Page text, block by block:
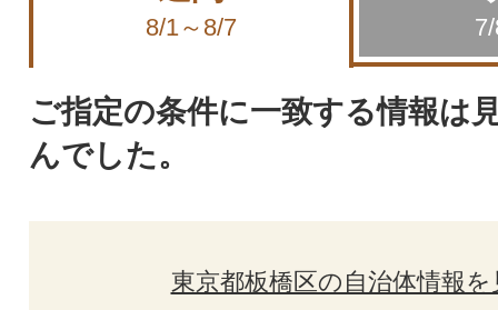
8/1～8/7
ご指定の条件に一致する情報は
んでした。
東京都板橋区の自治体情報を